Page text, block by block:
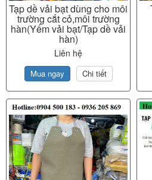
Tạp dề vải bạt dùng cho môi
trường cắt cỏ,môi trường
hàn(Yếm vải bạt/Tạp dề vải
hàn)
Liên hệ
Mua ngay Chi tiết